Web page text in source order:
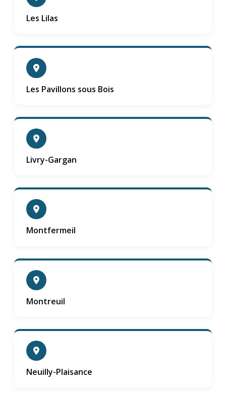
Les Lilas
Les Pavillons sous Bois
Livry-Gargan
Montfermeil
Montreuil
Neuilly-Plaisance